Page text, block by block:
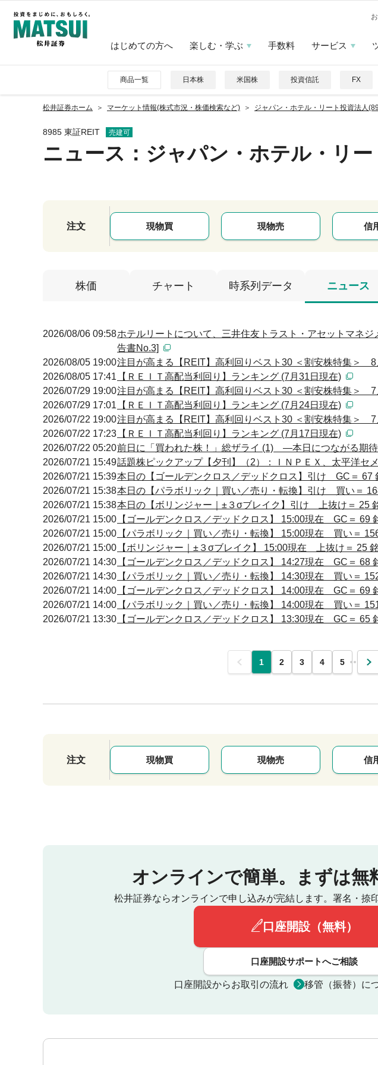
はじめての方へ 楽しむ・学ぶ 手数料 サービス
商品一覧 日本株 米国株 投資信託 FX
松井証券ホーム マーケット情報(株式市況・株価検索など) ジャパン・ホテル・リート投資法人
8985 東証REIT 売建可
ニュース ：ジャパン・ホテル・リ
注文 現物買 現物売 信
株価 チャート 時系列データ ニュース
2026/08/06 09:58ホテルリートについて、三井住友トラスト・アセットマネ
告書No.3]
2026/08/05 19:00注目が高まる【REIT】高利回りベスト30 ＜割安株特集＞ 8
2026/08/05 17:41
【ＲＥＩＴ高配当利回り】ランキング (7月31日現在)
2026/07/29 19:00注目が高まる【REIT】高利回りベスト30 ＜割安株特集＞ 7
2026/07/29 17:01
【ＲＥＩＴ高配当利回り】ランキング (7月24日現在)
2026/07/22 19:00注目が高まる【REIT】高利回りベスト30 ＜割安株特集＞ 7
2026/07/22 17:23 【ＲＥＩＴ高配当利回り】ランキング (7月17日現在)
2026/07/22 05:20前日に「買われた株！」総ザライ (1) ―本日につながる期
2026/07/21 15:49話題株ピックアップ【夕刊】（2）：ＩＮＰＥＸ、太平洋セ
2026/07/21 15:39本日の【ゴールデンクロス／デッドクロス】引け GC＝
2026/07/21 15:38本日の【パラボリック｜買い／売り・転換】引け 買い＝
2026/07/21 15:38本日の【ボリンジャー｜±３σブレイク】引け 上抜け＝
2026/07/21 15:00 【ゴールデンクロス／デッドクロス】 15:00現在 GC＝
2026/07/21 15:00 【パラボリック｜買い／売り・転換】 15:00現在 買い＝
2026/07/21 15:00 【ボリンジャー｜±３σブレイク】 15:00現在 上抜け＝
2026/07/21 14:30 【ゴールデンクロス／デッドクロス】 14:27現在 GC＝
2026/07/21 14:30 【パラボリック｜買い／売り・転換】 14:30現在 買い＝
2026/07/21 14:00 【ゴールデンクロス／デッドクロス】 14:00現在 GC＝
2026/07/21 14:00 【パラボリック｜買い／売り・転換】 14:00現在 買い＝
2026/07/21 13:30 【ゴールデンクロス／デッドクロス】 13:30現在 GC＝
前 1 2 3 4 5 … 次
注文 現物買 現物売 信
オンラインで簡単。 まずは無
松井証券ならオンラインで申し込みが完結します。 署名・捺
口座開設（無料）
口座開設サポートへご相談
口座開設からお取引の流れ 移管（振替）に